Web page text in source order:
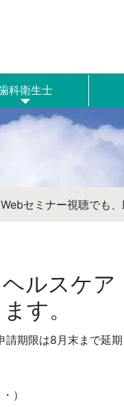
科衛生士
セミナー視聴でも、
ルスケア
す。
請期限は8月末まで延
）